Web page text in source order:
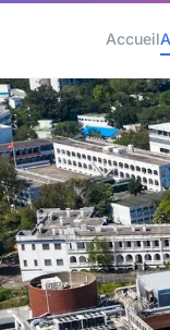
Accueil